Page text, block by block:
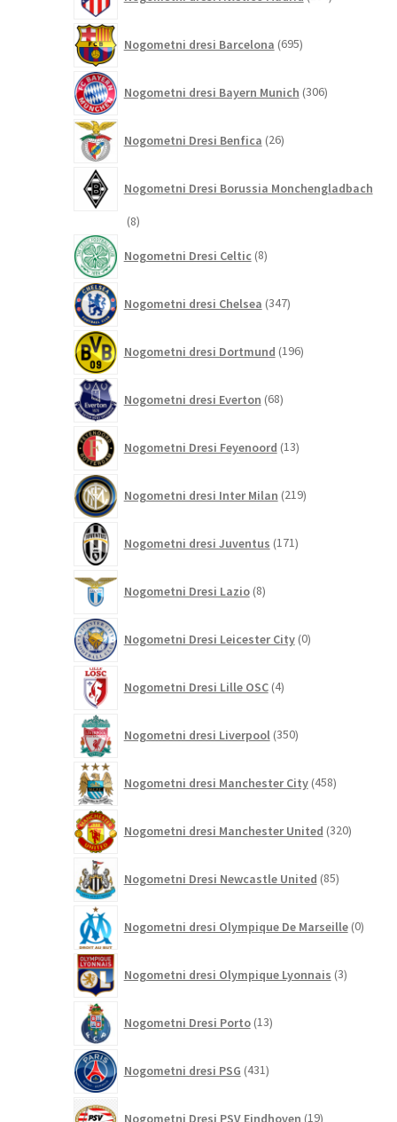
izdelkov
Nogometni dresi Barcelona 695izdelkov
Nogometni dresi Bayern Munich 306izdelkov
Nogometni Dresi Benfica 26izdelkov
Nogometni Dresi Borussia Monchengladbach
88
Nogometni Dresi Celtic 8izdelkov
Nogometni dresi Chelsea 347izdelkov
Nogometni dresi Dortmund 196izdelkov
Nogometni dresi Everton 68izdelkov
Nogometni Dresi Feyenoord 13izdelkov
Nogometni dresi Inter Milan 219izdelkov
Nogometni dresi Juventus 171izdelkov
Nogometni Dresi Lazio 8izdelkov
Nogometni Dresi Leicester City 0izdelkov
Nogometni Dresi Lille OSC 4izdelki
Nogometni dresi Liverpool 350izdelkov
Nogometni dresi Manchester City 458izdelkov
Nogometni dresi Manchester United 320izdelkov
Nogometni Dresi Newcastle United 85izdelkov
Nogometni dresi Olympique De Marseille 0
Nogometni dresi Olympique Lyonnais 3izdelki
Nogometni Dresi Porto 13izdelkov
Nogometni dresi PSG 431izdelkov
Nogometni Dresi PSV Eindhoven 19